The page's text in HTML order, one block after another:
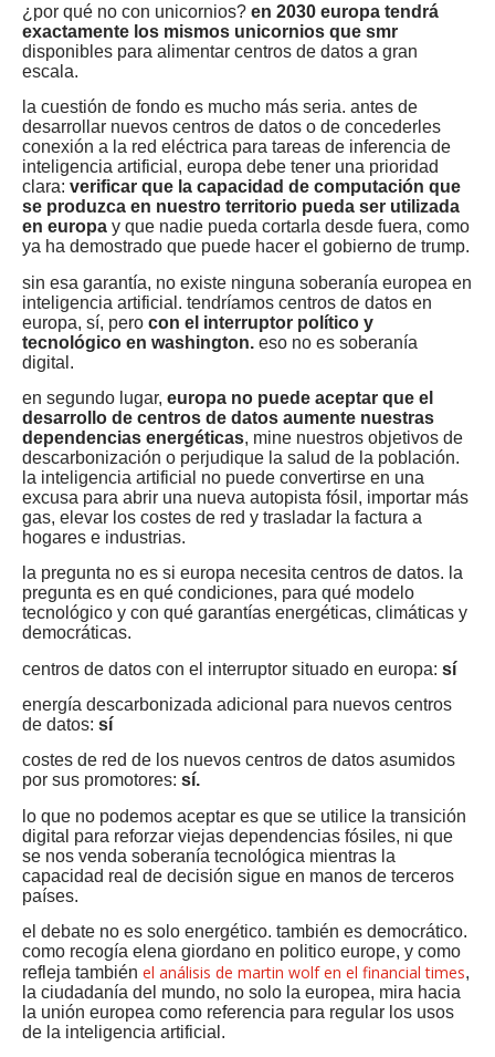
¿por qué no con unicornios? en 2030 europa tendrá
exactamente los mismos unicornios que smr
disponibles para alimentar centros de datos a gran
escala.
la cuestión de fondo es mucho más seria. antes de
desarrollar nuevos centros de datos o de concederles
conexión a la red eléctrica para tareas de inferencia de
inteligencia artificial, europa debe tener una prioridad
clara: verificar que la capacidad de computación que
se produzca en nuestro territorio pueda ser utilizada
en europa y que nadie pueda cortarla desde fuera, como
ya ha demostrado que puede hacer el gobierno de trump.
sin esa garantía, no existe ninguna soberanía europea en
inteligencia artificial. tendríamos centros de datos en
europa, sí, pero con el interruptor político y
tecnológico en washington. eso no es soberanía
digital.
en segundo lugar, europa no puede aceptar que el
desarrollo de centros de datos aumente nuestras
dependencias energéticas, mine nuestros objetivos de
descarbonización o perjudique la salud de la población.
la inteligencia artificial no puede convertirse en una
excusa para abrir una nueva autopista fósil, importar más
gas, elevar los costes de red y trasladar la factura a
hogares e industrias.
la pregunta no es si europa necesita centros de datos. la
pregunta es en qué condiciones, para qué modelo
tecnológico y con qué garantías energéticas, climáticas y
democráticas.
centros de datos con el interruptor situado en europa: sí
energía descarbonizada adicional para nuevos centros
de datos: sí
costes de red de los nuevos centros de datos asumidos
por sus promotores: sí.
lo que no podemos aceptar es que se utilice la transición
digital para reforzar viejas dependencias fósiles, ni que
se nos venda soberanía tecnológica mientras la
capacidad real de decisión sigue en manos de terceros
países.
el debate no es solo energético. también es democrático.
como recogía elena giordano en politico europe, y como
refleja también el análisis de martin wolf en el financial times,
la ciudadanía del mundo, no solo la europea, mira hacia
la unión europea como referencia para regular los usos
de la inteligencia artificial.